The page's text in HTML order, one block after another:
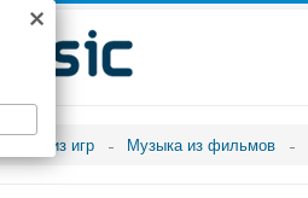
Музыка из игр Музыка из фильмов